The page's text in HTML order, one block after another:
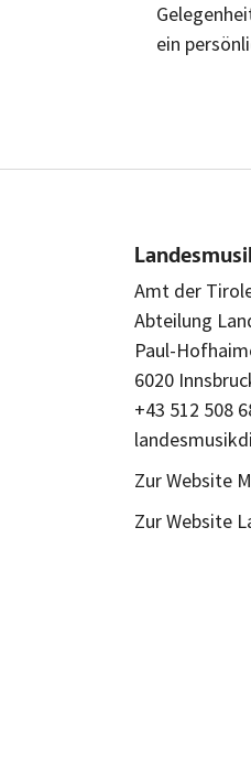
ein
Amt der
Abteilung
Paul-
6020
+43 512 508
Zur Website
Zur Website